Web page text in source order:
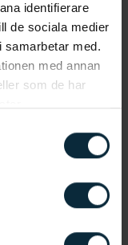
identifierare
de sociala medier
samarbetar med.
med annan
som de har
hos
vård, till
med
bland
Inför ett
på allvar.
göra ont. Svår